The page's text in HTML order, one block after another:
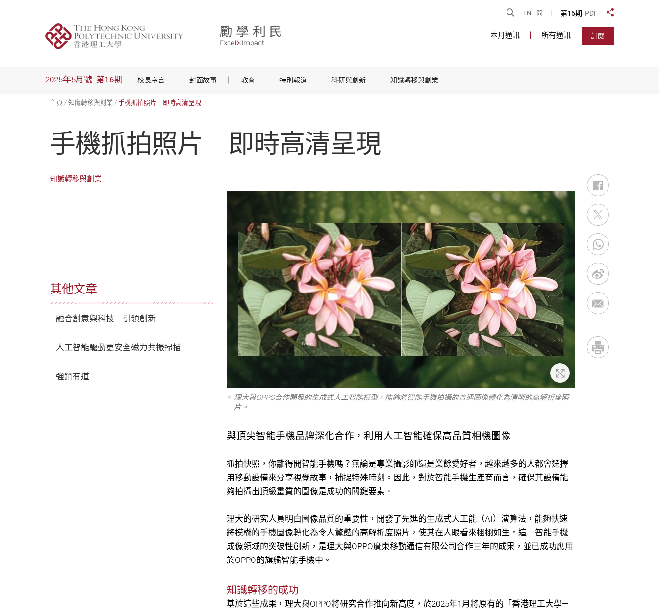
開啟搜尋
EN 简 第16期 PDF 分享到
本月通訊 所有通訊 訂閱
2025年5月號 第16期 校長序言 封面故事 教育 特別報道 科研與創新 知識轉移與創業
主頁 知識轉移與創業 手機抓拍照片 即時高清呈現
手機抓拍照片 即時高清呈現
知識轉移與創業
其他文章
融合創意與科技 引領創新
人工智能驅動更安全磁力共振掃描
強鋼有道 放大
理大與OPPO合作開發的生成式人工智能模型，能夠將智能手機拍攝的普通圖像轉化為清晰的高解析度照
片。
與頂尖智能手機品牌深化合作，利用人工智能確保高品質相機圖像
抓拍快照，你離得開智能手機嗎？無論是專業攝影師還是業餘愛好者，越來越多的人都會選擇
用移動設備來分享視覺故事，捕捉特殊時刻。因此，對於智能手機生產商而言，確保其設備能
夠拍攝出頂級畫質的圖像是成功的關鍵要素。
理大的研究人員明白圖像品質的重要性，開發了先進的生成式人工能（AI）演算法，能夠快速
將模糊的手機圖像轉化為令人驚豔的高解析度照片，使其在人眼看來栩栩如生。這一智能手機
成像領域的突破性創新，是理大與OPPO廣東移動通信有限公司合作三年的成果，並已成功應用
於OPPO的旗艦智能手機中。
知識轉移的成功
基於這些成果，理大與OPPO將研究合作推向新高度，於2025年1月將原有的「香港理工大學—